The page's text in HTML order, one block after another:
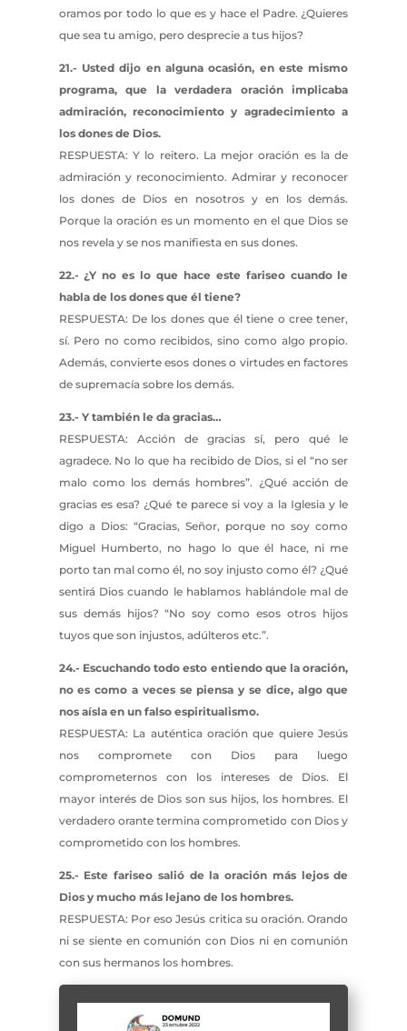
oramos por todo lo que es y hace el Padre. ¿Quieres
que sea tu amigo, pero desprecie a tus hijos?
21.- Usted dijo en alguna ocasión, en este mismo
programa, que la verdadera oración implicaba
admiración, reconocimiento y agradecimiento a
los dones de Dios.
RESPUESTA: Y lo reitero. La mejor oración es la de
admiración y reconocimiento. Admirar y reconocer
los dones de Dios en nosotros y en los demás.
Porque la oración es un momento en el que Dios se
nos revela y se nos manifiesta en sus dones.
22.- ¿Y no es lo que hace este fariseo cuando le
habla de los dones que él tiene?
RESPUESTA: De los dones que él tiene o cree tener,
sí. Pero no como recibidos, sino como algo propio.
Además, convierte esos dones o virtudes en factores
de supremacía sobre los demás.
23.- Y también le da gracias…
RESPUESTA: Acción de gracias sí, pero qué le
agradece. No lo que ha recibido de Dios, si el “no ser
malo como los demás hombres”. ¿Qué acción de
gracias es esa? ¿Qué te parece si voy a la Iglesia y le
digo a Dios: “Gracias, Señor, porque no soy como
Miguel Humberto, no hago lo que él hace, ni me
porto tan mal como él, no soy injusto como él? ¿Qué
sentirá Dios cuando le hablamos hablándole mal de
sus demás hijos? “No soy como esos otros hijos
tuyos que son injustos, adúlteros etc.”.
24.- Escuchando todo esto entiendo que la oración,
no es como a veces se piensa y se dice, algo que
nos aísla en un falso espiritualismo.
RESPUESTA: La auténtica oración que quiere Jesús
nos compromete con Dios para luego
comprometernos con los intereses de Dios. El
mayor interés de Dios son sus hijos, los hombres. El
verdadero orante termina comprometido con Dios y
comprometido con los hombres.
25.- Este fariseo salió de la oración más lejos de
Dios y mucho más lejano de los hombres.
RESPUESTA: Por eso Jesús critica su oración. Orando
ni se siente en comunión con Dios ni en comunión
con sus hermanos los hombres.